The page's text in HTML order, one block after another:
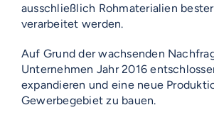
ausschließlich Rohmaterialien
verarbeitet werden.
Auf Grund der wachsenden
Unternehmen Jahr 2016
expandieren und eine neue
Gewerbegebiet zu bauen.